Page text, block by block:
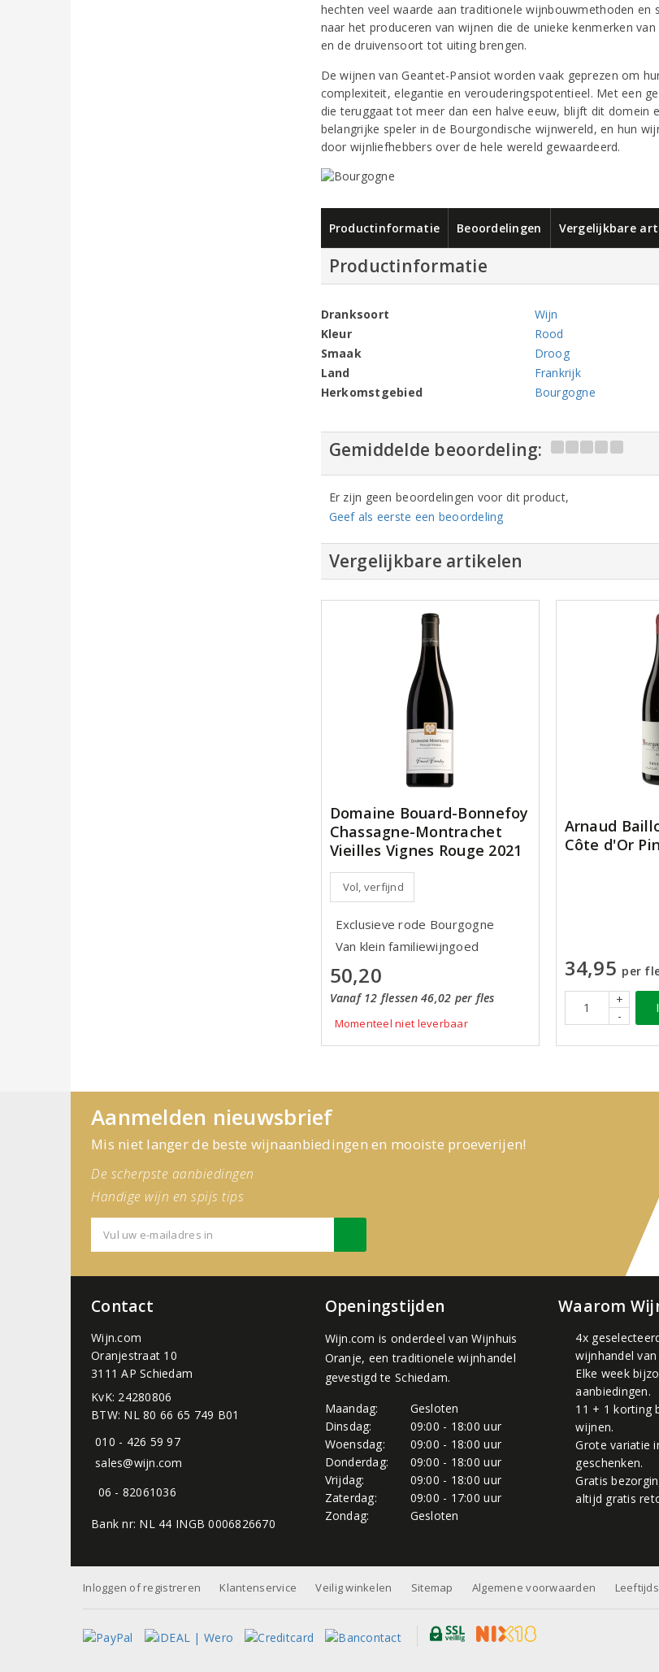
hechten veel waarde aan traditionele wijnbouwmethoden en
naar het produceren van wijnen die de unieke kenmerken
en de druivensoort tot uiting brengen.
De wijnen van Geantet-Pansiot worden vaak geprezen om
complexiteit, elegantie en verouderingspotentieel. Met een
die teruggaat tot meer dan een halve eeuw, blijft dit domein
belangrijke speler in de Bourgondische wijnwereld, en hun
door wijnliefhebbers over de hele wereld gewaardeerd.
Productinformatie Beoordelingen Vergelijkbare
Productinformatie
Dranksoort
Wijn
Kleur
Rood
Smaak
Droog
Land
Frankrijk
Herkomstgebied
Bourgogne
Gemiddelde beoordeling:
Er zijn geen beoordelingen voor dit product,
Geef als eerste een beoordeling
Vergelijkbare artikelen
Domaine Bouard-Bonnefoy
Chassagne-Montrachet
Vieilles Vignes Rouge 2021
Vol, verfijnd
Exclusieve rode Bourgogne
Van klein familiewijngoed
50,20
Vanaf 12 flessen 46,02 per fles
Momenteel niet leverbaar
Arnaud
Côte d'Or
34,95 per
+
-
Aanmelden nieuwsbrief
Mis niet langer de beste wijnaanbiedingen en mooiste proeverijen!
De scherpste aanbiedingen
Handige wijn en spijs tips
Contact
Wijn.com
Oranjestraat 10
3111 AP Schiedam
KvK: 24280806
BTW: NL 80 66 65 749 B01
010 - 426 59 97
sales@wijn.com
06 - 82061036
Bank nr: NL 44 INGB 0006826670
Openingstijden
Wijn.com is onderdeel vanWijnhuis
Oranje, een traditionele wijnhandel
gevestigd te Schiedam.
Maandag:
Gesloten
Dinsdag:
09:00 - 18:00 uur
Woensdag:
09:00 - 18:00 uur
Donderdag:
09:00 - 18:00 uur
Vrijdag:
09:00 - 18:00 uur
Zaterdag:
09:00 - 17:00 uur
Zondag:
Gesloten
Waarom
4x
wijnhandel
Elke week
aanbiedingen.
11 + 1 korting
wijnen.
Grote variatie
geschenken.
Gratis
altijd gratis
Inloggen of registreren Klantenservice Veilig winkelen Sitemap Algemene voorwaarden